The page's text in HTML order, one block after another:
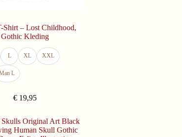
Shirt – Lost Childhood,
Gothic Kleding
L XL XXL
L
€19,95